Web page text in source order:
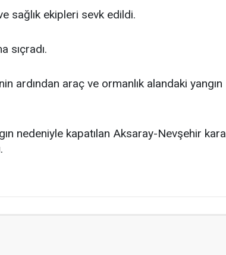
sağlık ekipleri sevk edildi.
sıçradı.
ardından araç ve ormanlık alandaki yangın
nedeniyle kapatılan Aksaray-Nevşehir kara